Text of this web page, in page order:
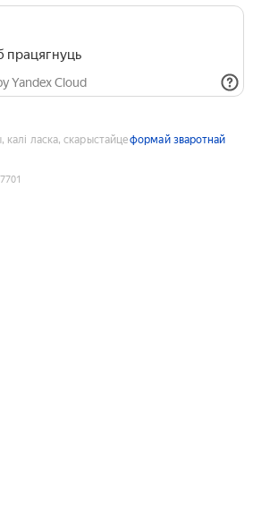
працягнуць
Yandex Cloud
калі ласка, скарыстайцеформай зваротнай